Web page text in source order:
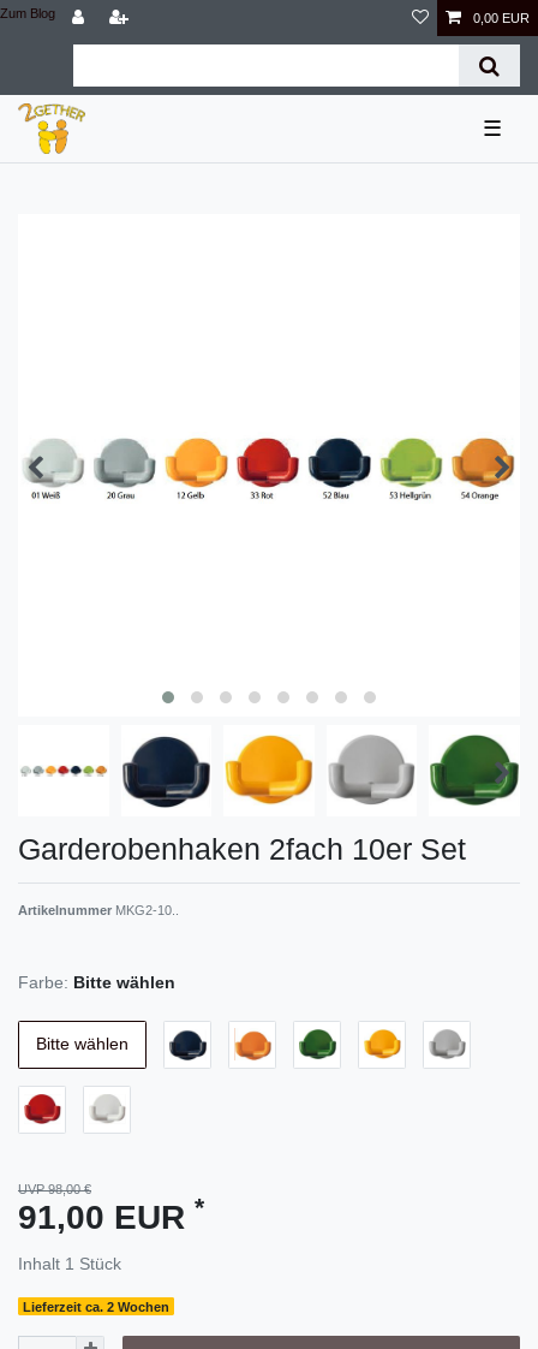
Zum Blog 0,00 EUR
☰
Garderobenhaken 2fach 10er Set
Artikelnummer MKG2-10..
Farbe: Bitte wählen
Bitte wählen
UVP 98,00 €
91,00 EUR *
Inhalt 1 Stück
Lieferzeit ca. 2 Wochen